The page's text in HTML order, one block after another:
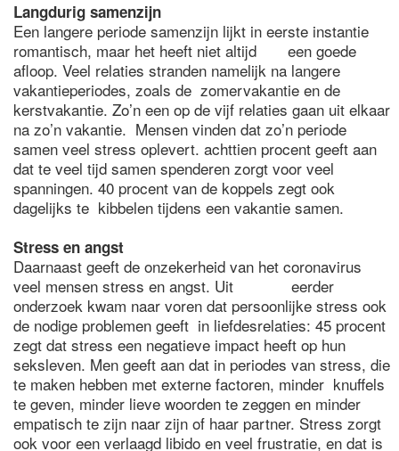
Langdurig samenzijn
Een langere periode samenzijn lijkt in eerste instantie
romantisch, maar het heeft niet altijd een goede
afloop. Veel relaties stranden namelijk na langere
vakantieperiodes, zoals de zomervakantie en de
kerstvakantie. Zo’n een op de vijf relaties gaan uit elkaar
na zo’n vakantie. Mensen vinden dat zo’n periode
samen veel stress oplevert. achttien procent geeft aan
dat te veel tijd samen spenderen zorgt voor veel
spanningen. 40 procent van de koppels zegt ook
dagelijks te kibbelen tijdens een vakantie samen.
Stress en angst
Daarnaast geeft de onzekerheid van het coronavirus
veel mensen stress en angst. Uit eerder
onderzoek kwam naar voren dat persoonlijke stress ook
de nodige problemen geeft in liefdesrelaties: 45 procent
zegt dat stress een negatieve impact heeft op hun
seksleven. Men geeft aan dat in periodes van stress, die
te maken hebben met externe factoren, minder knuffels
te geven, minder lieve woorden te zeggen en minder
empatisch te zijn naar zijn of haar partner. Stress zorgt
ook voor een verlaagd libido en veel frustratie, en dat is